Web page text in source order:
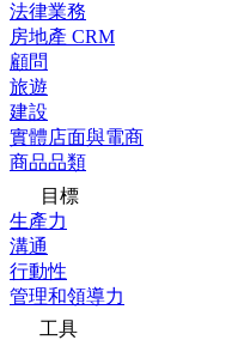
法律業務
房地產 CRM
顧問
旅遊
建設
實體店面與電商
商品品類
目標
生產力
溝通
行動性
管理和領導力
工具